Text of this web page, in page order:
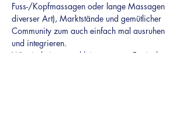
Fuss-/Kopfmassagen oder lange Massagen
diverser Art), Marktstände und gemütlicher
Community zum auch einfach mal ausruhen
und integrieren.
Wir sind ein super kleines, süsses Festival -